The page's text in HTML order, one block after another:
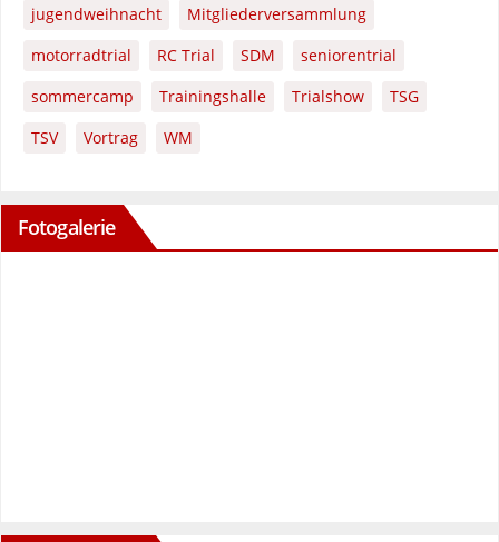
jugendweihnacht
Mitgliederversammlung
motorradtrial
RC Trial SDM
seniorentrial
sommercamp
Trainingshalle Trialshow
TSG
TSV
Vortrag WM
Fotogalerie